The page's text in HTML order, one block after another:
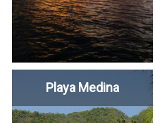
Playa Medina